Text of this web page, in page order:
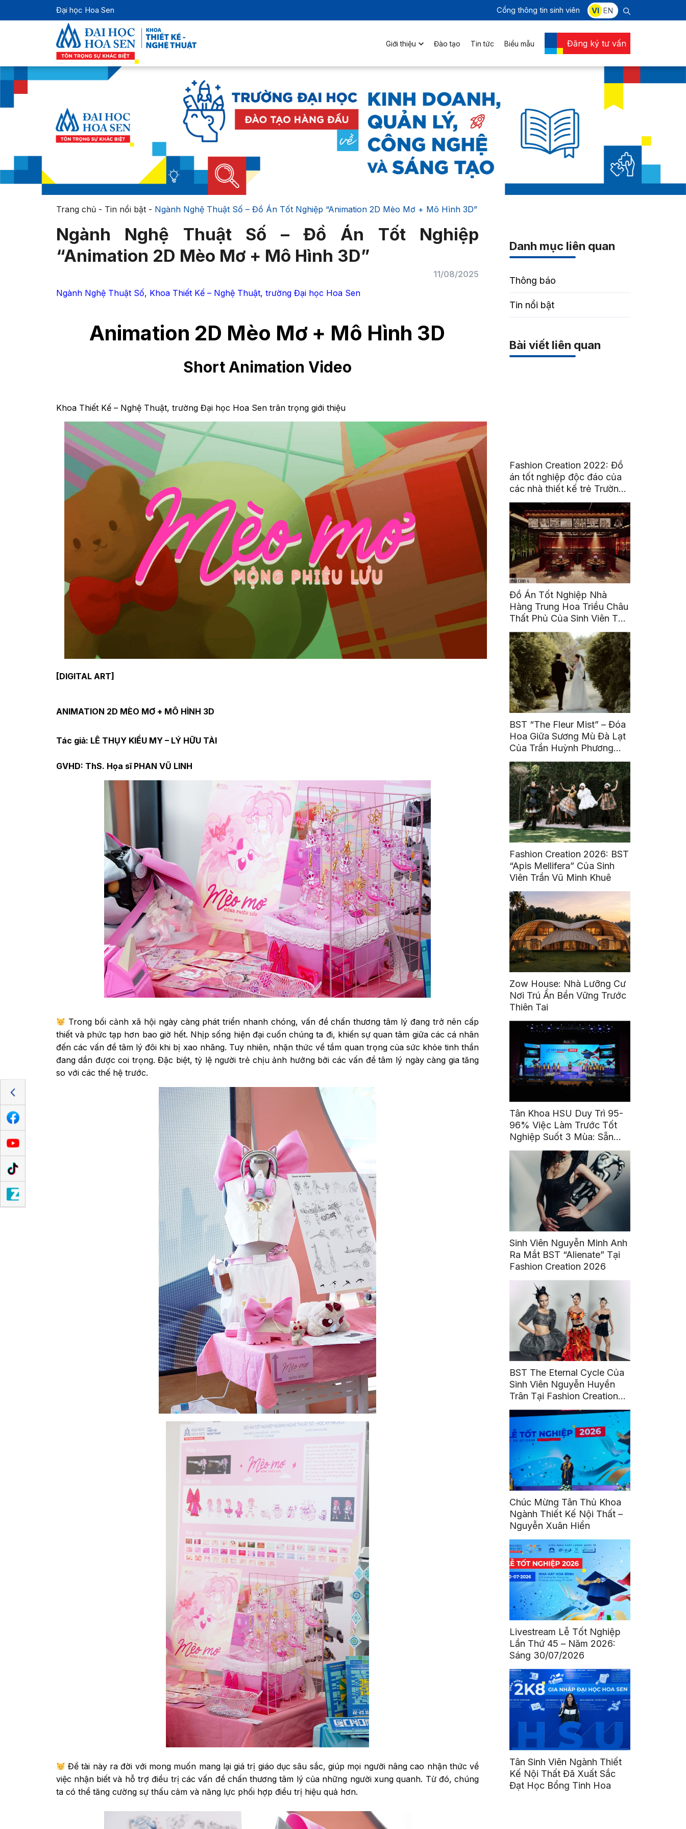
Đại học Hoa Sen Cổng thông tin sinh viên VI EN
Giới thiệu Đào tạo Tin tức Biểu mẫu Đăng ký tư vấn
Trang chủ- Tin nổi bật- Ngành Nghệ Thuật Số – Đồ Án Tốt Nghiệp “Animation 2D Mèo Mơ + Mô Hình 3D”
Ngành Nghệ Thuật Số – Đồ Án Tốt Nghiệp
“Animation 2D Mèo Mơ + Mô Hình 3D”
11/08/2025
Ngành Nghệ Thuật Số, Khoa Thiết Kế – Nghệ Thuật, trường Đại học Hoa Sen
Animation 2D Mèo Mơ + Mô Hình 3D
Short Animation Video
Khoa Thiết Kế – Nghệ Thuật, trường Đại học Hoa Sen trân trọng giới thiệu
[DIGITAL ART]
ANIMATION 2D MÈO MƠ + MÔ HÌNH 3D
Tác giả: LÊ THỤY KIỀU MY – LÝ HỮU TÀI
GVHD: ThS. Họa sĩ PHAN VŨ LINH
Trong bối cảnh xã hội ngày càng phát triển nhanh chóng, vấn đề chấn thương tâm lý đang trở nên cấp
thiết và phức tạp hơn bao giờ hết. Nhịp sống hiện đại cuốn chúng ta đi, khiến sự quan tâm giữa các cá nhân
đến các vấn đề tâm lý đôi khi bị xao nhãng. Tuy nhiên, nhận thức về tầm quan trọng của sức khỏe tinh thần
đang dần được coi trọng. Đặc biệt, tỷ lệ người trẻ chịu ảnh hưởng bởi các vấn đề tâm lý ngày càng gia tăng
so với các thế hệ trước.
Đề tài này ra đời với mong muốn mang lại giá trị giáo dục sâu sắc, giúp mọi người nâng cao nhận thức về
việc nhận biết và hỗ trợ điều trị các vấn đề chấn thương tâm lý của những người xung quanh. Từ đó, chúng
ta có thể tăng cường sự thấu cảm và năng lực phối hợp điều trị hiệu quả hơn.
Danh mục liên quan
Thông báo
Tin nổi bật
Bài viết liên quan
Fashion Creation 2022: Đồ
án tốt nghiệp độc đáo của
các nhà thiết kế trẻ Trường
Đại Học Hoa Sen
Đồ Án Tốt Nghiệp Nhà
Hàng Trung Hoa Triều Châu
Thất Phủ Của Sinh Viên Tô
Ái Tinh
BST “The Fleur Mist” – Đóa
Hoa Giữa Sương Mù Đà Lạt
Của Trần Huỳnh Phương
Uyên
Fashion Creation 2026: BST
“Apis Mellifera” Của Sinh
Viên Trần Vũ Minh Khuê
Zow House: Nhà Lưỡng Cư
Nơi Trú Ẩn Bền Vững Trước
Thiên Tai
Tân Khoa HSU Duy Trì 95-
96% Việc Làm Trước Tốt
Nghiệp Suốt 3 Mùa: Sẵn
Sàng Trở Thành Những Cái
Tên Được Tin Cậy
Sinh Viên Nguyễn Minh Anh
Ra Mắt BST “Alienate” Tại
Fashion Creation 2026
BST The Eternal Cycle Của
Sinh Viên Nguyễn Huyền
Trân Tại Fashion Creation
2026
Chúc Mừng Tân Thủ Khoa
Ngành Thiết Kế Nội Thất –
Nguyễn Xuân Hiển
Livestream Lễ Tốt Nghiệp
Lần Thứ 45 – Năm 2026:
Sáng 30/07/2026
Tân Sinh Viên Ngành Thiết
Kế Nội Thất Đã Xuất Sắc
Đạt Học Bổng Tinh Hoa